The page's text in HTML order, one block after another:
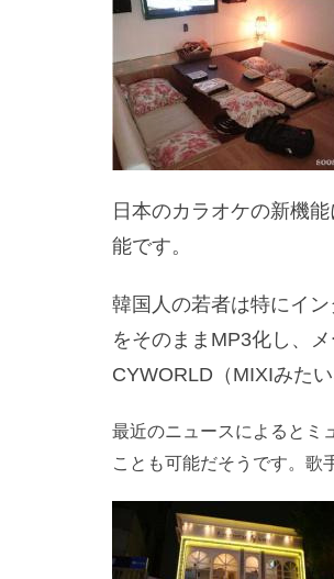
日本のカラオケの新機
能です。
韓国人の若者は特にイ
をそのままMP3化し、
CYWORLD（MIXIみた
最近のニュースによるとミ
ことも可能だそうです。歌